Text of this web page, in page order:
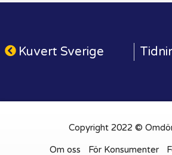
Kuvert Sverige
Copyright 2022 ©
Om oss För Konsumenter